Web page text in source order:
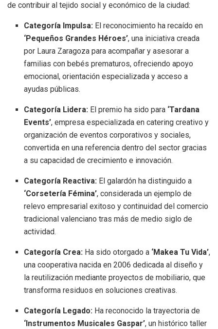
de contribuir al tejido social y económico de la ciudad:
Categoría Impulsa: El reconocimiento ha recaído en
‘Pequeños Grandes Héroes’, una iniciativa creada
por Laura Zaragoza para acompañar y asesorar a
familias con bebés prematuros, ofreciendo apoyo
emocional, orientación especializada y acceso a
ayudas públicas.
Categoría Lidera: El premio ha sido para ‘Tardana
Events’, empresa especializada en catering creativo y
organización de eventos corporativos y sociales,
convertida en una referencia dentro del sector gracias
a su capacidad de crecimiento e innovación.
Categoría Reactiva: El galardón ha distinguido a
‘Corsetería Fémina’, considerada un ejemplo de
relevo empresarial exitoso y continuidad del comercio
tradicional valenciano tras más de medio siglo de
actividad.
Categoría Crea: Ha sido otorgado a ‘Makea Tu Vida’,
una cooperativa nacida en 2006 dedicada al diseño y
la reutilización mediante proyectos de mobiliario, que
transforma residuos en soluciones creativas.
Categoría Legado: Ha reconocido la trayectoria de
‘Instrumentos Musicales Gaspar’, un histórico taller